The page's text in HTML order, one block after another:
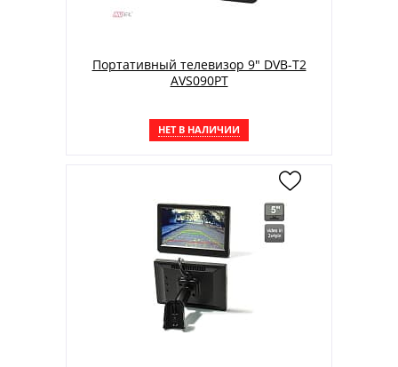
Портативный телевизор 9" DVB-T2
AVS090PT
НЕТ В НАЛИЧИИ